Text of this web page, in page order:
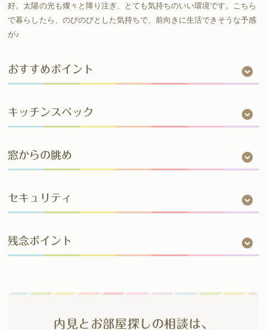
好。太陽の光も燦々と降り注ぎ、とても気持ちのいい環境です。こちら
で暮らしたら、のびのびとした気持ちで、前向きに生活できそうな予感
が♪
おすすめポイント
キッチンスペック
窓からの眺め
セキュリティ
残念ポイント
内見とお部屋探しの相談は、